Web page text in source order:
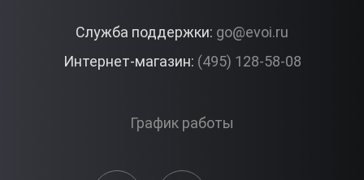
Premium
Контакты
Вопросы и ответы
Корпоративные подарки
Служба поддержки: go@evoi.ru
Интернет-магазин: (495) 128-58-08
График работы